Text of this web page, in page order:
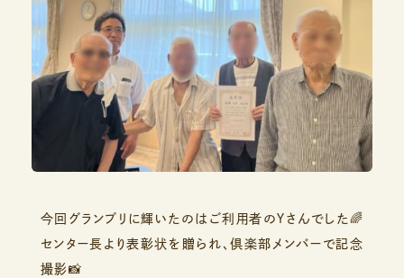
今回グランプリに輝いたのはご利用者のＹさんでした🌈
センター長より表彰状を贈られ、倶楽部メンバーで記念
撮影📸